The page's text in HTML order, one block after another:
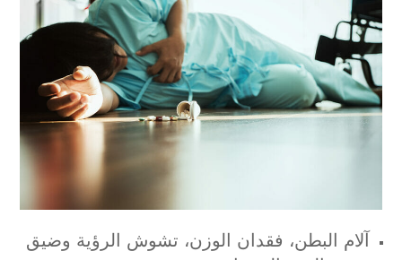
آلام البطن، فقدان الوزن، تشوش الرؤية وضيق